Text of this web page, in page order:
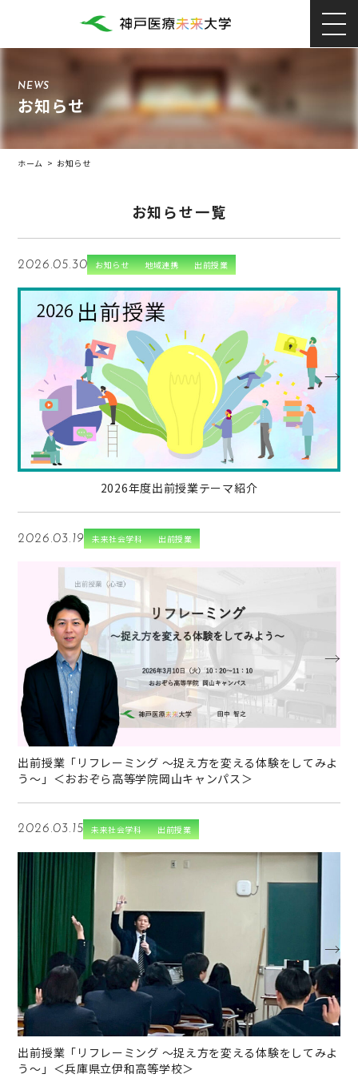
NEWS
お知らせ
ホーム > お知らせ
お知らせ一覧
2026.05.30 お知らせ 地域連携 出前授業
2026年度出前授業テーマ紹介
→
2026.03.19 未来社会学科 出前授業
出前授業「リフレーミング ～捉え方を変える体験をしてみよ
う～」＜おおぞら高等学院岡山キャンパス＞
→
2026.03.15 未来社会学科 出前授業
出前授業「リフレーミング ～捉え方を変える体験をしてみよ
う～」＜兵庫県立伊和高等学校＞
→